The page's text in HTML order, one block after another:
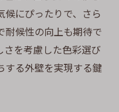
候にぴったりで、さら
耐候性の向上も期待で
さを考慮した色彩選び
する外壁を実現する鍵